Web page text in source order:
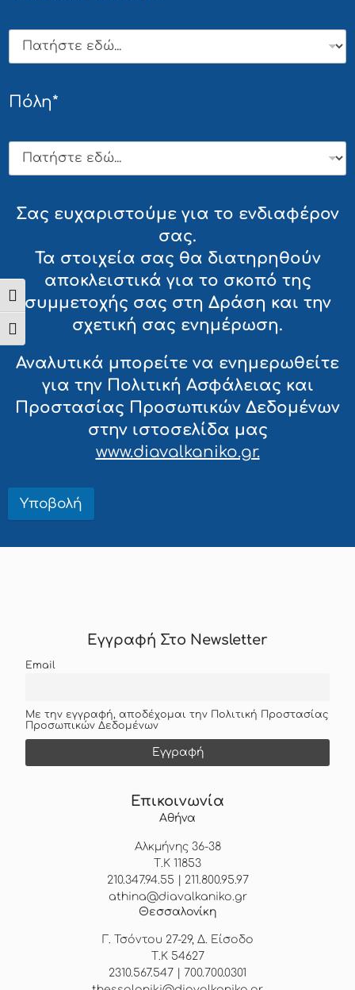
Εναλλαγή Υψηλής Αντίθεσης
Εναλλαγή Μεγέθους Γραμμάτων
Πόλη*
Σας ευχαριστούμε για το ενδιαφέρον
σας.
Τα στοιχεία σας θα διατηρηθούν
αποκλειστικά για το σκοπό της
συμμετοχής σας στη Δράση και την
σχετική σας ενημέρωση.
Αναλυτικά μπορείτε να ενημερωθείτε
για την Πολιτική Ασφάλειας και
Προστασίας Προσωπικών Δεδομένων
στην ιστοσελίδα μας
www.diavalkaniko.gr.
Υποβολή
Επικοινωνία
Αθήνα
Αλκμήνης 36-38
Τ.Κ 11853
210.347.94.55 | 211.800.95.97
athina@diavalkaniko.gr
Θεσσαλονίκη
Γ. Τσόντου 27-29, Δ. Είσοδο
Τ.Κ 54627
2310.567.547 | 700.700.0301
Εγγραφή Στο Newsletter
Email
Με την εγγραφή, αποδέχομαι την Πολιτική Προστασίας
Προσωπικών Δεδομένων